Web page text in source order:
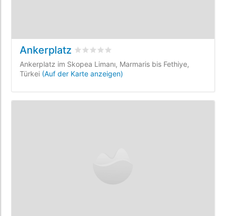
Ankerplatz bewertet0
Ankerplatz im Skopea Limanı, Marmaris bis Fethiye,
Türkei (Auf der Karte anzeigen)